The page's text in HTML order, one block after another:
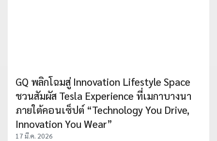
GQ พลิกโฉมสู่ Innovation Lifestyle Space
ชวนสัมผัส Tesla Experience ที่เมกาบางนา
ภายใต้คอนเซ็ปต์ “Technology You Drive,
Innovation You Wear”
17 มี.ค. 2026